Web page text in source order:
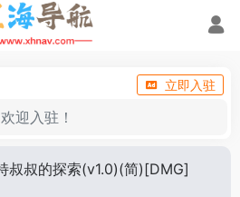
立即入驻
欢迎入驻！